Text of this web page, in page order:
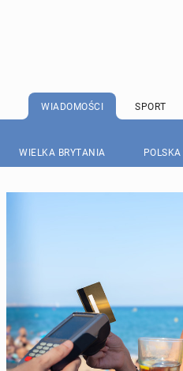
WIADOMOŚCI SPORT
WIELKA BRYTANIA POLSKA